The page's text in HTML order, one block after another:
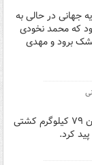
جهانی در حالی به
که محمد نخودی
برود و مهدی
نماینده ایران به مدال طلای وزن ۷۹ کیلوگرم کشتی
کرد.